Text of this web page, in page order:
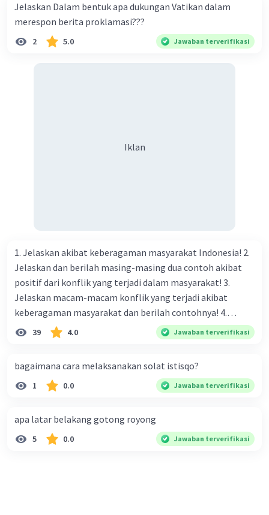
Jelaskan Dalam bentuk apa dukungan Vatikan dalam
merespon berita proklamasi???
2 5.0 Jawaban terverifikasi
Iklan
1. Jelaskan akibat keberagaman masyarakat Indonesia! 2.
Jelaskan dan berilah masing-masing dua contoh akibat
positif dari konflik yang terjadi dalam masyarakat! 3.
Jelaskan macam-macam konflik yang terjadi akibat
keberagaman masyarakat dan berilah contohnya! 4.
Mengapa dalam masyarakat yang memiliki keberagaman
bahasa, dan budaya. Berdasarkan pernyataan tersebut,
apa yang dapat kalian lakukan untuk menjaga
39 4.0 Jawaban terverifikasi
bagaimana cara melaksanakan solat istisqo?
1 0.0 Jawaban terverifikasi
apa latar belakang gotong royong
5 0.0 Jawaban terverifikasi